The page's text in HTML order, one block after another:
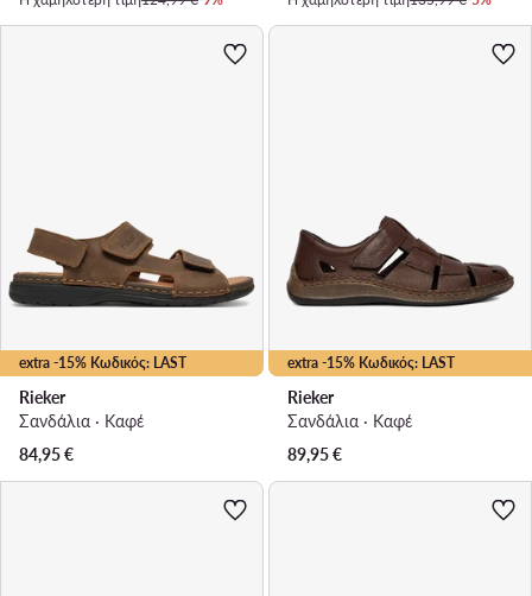
extra -15% Κωδικός: LAST
Rieker
Σανδάλια · Καφέ
84,95€
extra -15% Κωδικός: LAST
Rieker
Σανδάλια · Καφέ
89,95€